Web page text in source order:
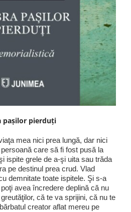
pașilor pierduți
mea nici prea lungă, dar nici
care să fi fost pusă la
ispite grele de a-şi uita sau trăda
pe destinul prea crud. Vlad
demnitate toate ispitele. Şi s-a
avea încredere deplină că nu
că te va sprijini, că nu te
creator aflat mereu pe